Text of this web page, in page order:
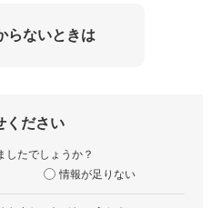
らないときは
ください
したでしょうか？
情報が足りない